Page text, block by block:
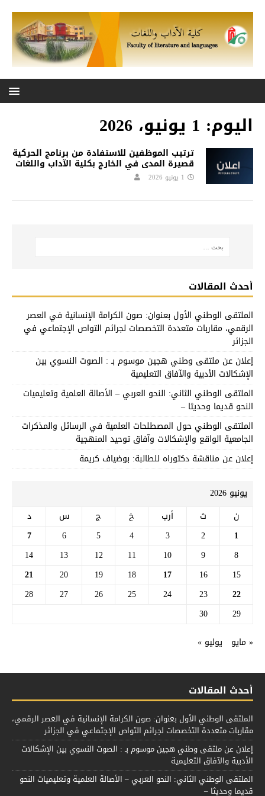
اليوم: 1 يونيو، 2026
ترتيب الموظفين للاستفادة من برنامج الحركية
قصيرة المدى في الخارج بكلية الآداب واللغات
1 يونيو 2026
أحدث المقالات
الملتقى الوطني الأول بعنوان: صون الكرامة الإنسانية في العصر
الرقمي، مقاربات متعددة التخصصات لجرائم التواص الإجتماعي في
الجزائر
إعلان عن ملتقى وطني هجين موسوم بـ : الصوت النسوي بين
الإشكالات الأدبية والآفاق التعليمية
الملتقى الوطني الثاني: النحو العربي – الأصالة العلمية وتعليميات
النحو قديما وحديثا –
الملتقى الوطني حول المصطلحات العلمية في الرسائل والمذكرات
الجامعية الواقع والإشكالات وآفاق توحيد المنهجية
إعلان عن مناقشة دكتوراه للطالبة: بوضياف كريمة
يونيو 2026
ن
ث أرب خ ج س
د
1
2
3
4
5
6
7
8
9
10
11
12
13
14
15
16
17
18
19
20
21
22
23
24
25
26
27
28
29
30
« مايو
يوليو »
أحدث المقالات
الملتقى الوطني الأول بعنوان: صون الكرامة الإنسانية في العصر الرقمي،
مقاربات متعددة التخصصات لجرائم التواص الإجتماعي في الجزائر
إعلان عن ملتقى وطني هجين موسوم بـ : الصوت النسوي بين الإشكالات
الأدبية والآفاق التعليمية
الملتقى الوطني الثاني: النحو العربي – الأصالة العلمية وتعليميات النحو
قديما وحديثا –